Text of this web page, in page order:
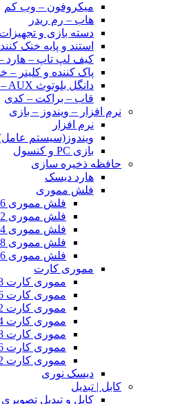
میکروفون – وب کم
هاب – رم ریدر
دسته بازی و
استند و پایه خنک
کیف لپ تاپ – هارد
پاک کننده و کلینر –
دانگل بلوتوث USB – AUX
قاب – براکت – کدی
نرم افزار – ویندوز – بازی
نرم افزار
ویندوز(سیستم
بازی PC و کنسول
حافظه ذخیره سازی
هارد دیسک
فلش مموری
فلش مموری 16 گیگ
فلش مموری 32 گیگ
فلش مموری 64 گیگ
فلش مموری 128 گیگ
فلش مموری 256 گیگ
مموری کارت
مموری کارت 8 گیگ
مموری کارت 16 گیگ
مموری کارت 32 گیگ
مموری کارت 64 گیگ
مموری کارت 128 گیگ
مموری کارت 256 گیگ
مموری کارت 512 گیگ
دیسک نوری
کابل | تبدیل
کابل و تبدیل تصویری